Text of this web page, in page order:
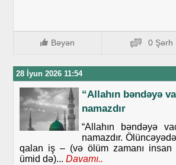
Bəyən 0 Şərh
28 İyun 2026 11:54
“Allahın bəndəyə
namazdır
“Allahın bəndəyə
namazdır.
qalan iş – (və ölüm zamanı
ümid də)... Davamı..